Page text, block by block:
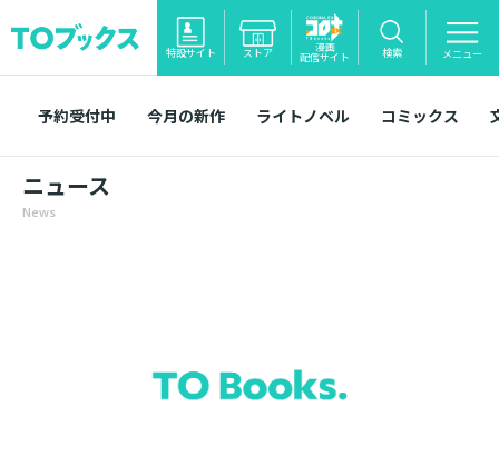
特設サイト ストア 漫画
配信サイト 検索 メニュー
予約受付中 今月の新作 ライトノベル コミックス
ニュース
News